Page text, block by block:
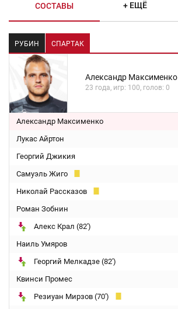
СОСТАВЫ + ЕЩЁ
РУБИН СПАРТАК
Александр Максименко
23 года, игр: 100, голов: 0
Александр Максименко
Лукас Айртон
Георгий Джикия
Самуэль Жиго
Николай Рассказов
Роман Зобнин
Алекс Крал (82')
Наиль Умяров
Георгий Мелкадзе (82')
Квинси Промес
Резиуан Мирзов (70')